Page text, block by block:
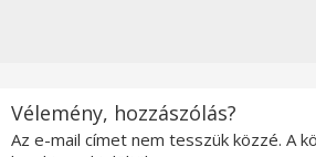
Vélemény, hozzászólás?
Az e-mail címet nem tesszük közzé. A